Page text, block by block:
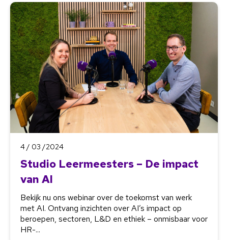
4 / 03 /2024
Studio Leermeesters – De impact
van AI
Bekijk nu ons webinar over de toekomst van werk
met AI. Ontvang inzichten over AI’s impact op
beroepen, sectoren, L&D en ethiek – onmisbaar voor
HR-...